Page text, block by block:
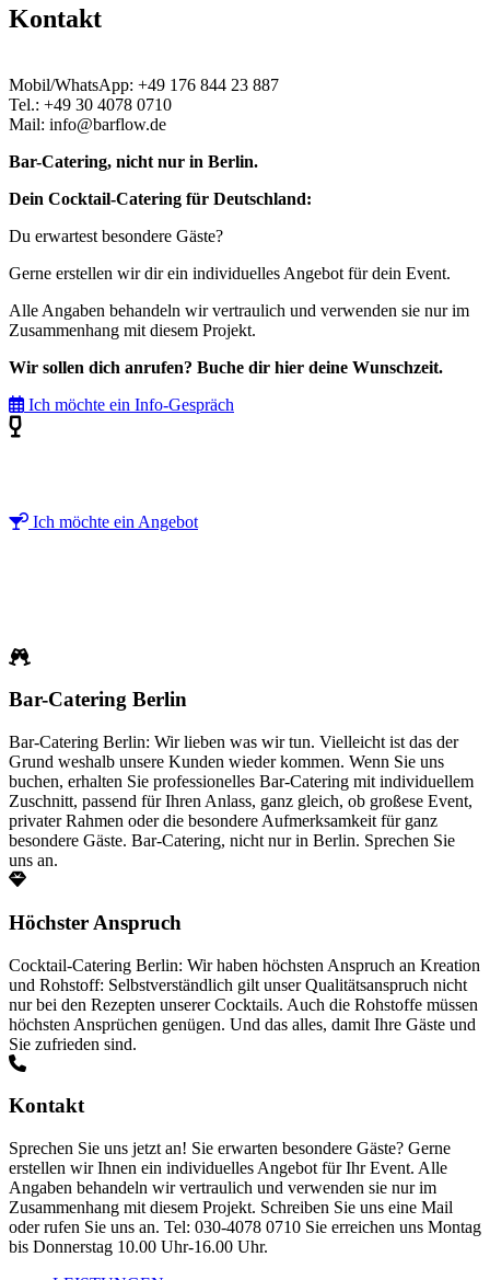
Kontakt
Mobil/WhatsApp: +49 176 844 23 887
Tel.: +49 30 4078 0710
Mail: info@barflow.de
Bar-Catering, nicht nur in Berlin.
Dein Cocktail-Catering für Deutschland:
Du erwartest besondere Gäste?
Gerne erstellen wir dir ein individuelles Angebot für dein Event.
Alle Angaben behandeln wir vertraulich und verwenden sie nur im
Zusammenhang mit diesem Projekt.
Wir sollen dich anrufen? Buche dir hier deine Wunschzeit.
Ich möchte ein Info-Gespräch
Ich möchte ein Angebot
Bar-Catering Berlin
Bar-Catering Berlin: Wir lieben was wir tun. Vielleicht ist das der
Grund weshalb unsere Kunden wieder kommen. Wenn Sie uns
buchen, erhalten Sie professionelles Bar-Catering mit individuellem
Zuschnitt, passend für Ihren Anlass, ganz gleich, ob großese Event,
privater Rahmen oder die besondere Aufmerksamkeit für ganz
besondere Gäste. Bar-Catering, nicht nur in Berlin. Sprechen Sie
uns an.
Höchster Anspruch
Cocktail-Catering Berlin: Wir haben höchsten Anspruch an Kreation
und Rohstoff: Selbstverständlich gilt unser Qualitätsanspruch nicht
nur bei den Rezepten unserer Cocktails. Auch die Rohstoffe müssen
höchsten Ansprüchen genügen. Und das alles, damit Ihre Gäste und
Sie zufrieden sind.
Kontakt
Sprechen Sie uns jetzt an! Sie erwarten besondere Gäste? Gerne
erstellen wir Ihnen ein individuelles Angebot für Ihr Event. Alle
Angaben behandeln wir vertraulich und verwenden sie nur im
Zusammenhang mit diesem Projekt. Schreiben Sie uns eine Mail
oder rufen Sie uns an. Tel: 030-4078 0710 Sie erreichen uns Montag
bis Donnerstag 10.00 Uhr-16.00 Uhr.